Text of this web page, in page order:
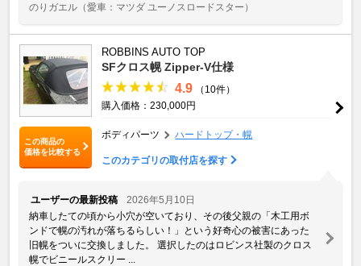
のりガエル （愛車：マツダ ユーノスロードスター）
この商品の
価格を比較する
ROBBINS AUTO TOP
SFクロス幌 Zipper-V仕様
4.9
（10件）
購入価格：230,000円
ボディパーツ ハードトップ・幌
このカテゴリの取付店を探す
ユーザーの最新投稿
2026年5月10日
納車したての頃から小穴が空いており、その後父親の「木工用ボ
ンドで幌の汚れが落ちるらしい！」という好奇心の被害にあった
旧幌をついに交換しました。 選択したのはロビンス社製のクロス
幌でビニールスクリー ...